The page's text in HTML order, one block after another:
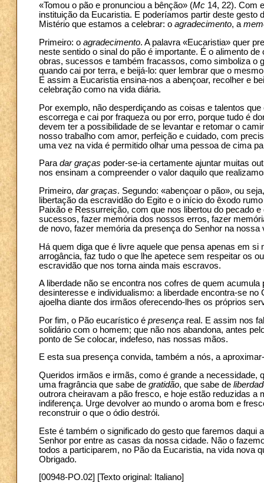
«Tomou o pão e pronunciou a bênção» (Mc 14, 22). Com
instituição da Eucaristia. E poderíamos partir deste
Mistério que estamos a celebrar: o agradecimento, a
Primeiro: o agradecimento. A palavra «Eucaristia» quer
neste sentido o sinal do pão é importante. É o alimento
obras, sucessos e também fracassos, como simboliza o
quando cai por terra, e beijá-lo: quer lembrar que o
E assim a Eucaristia ensina-nos a abençoar, recolher e
celebração como na vida diária.
Por exemplo, não desperdiçando as coisas e talentos
escorrega e cai por fraqueza ou por erro, porque tudo é
devem ter a possibilidade de se levantar e retomar o
nosso trabalho com amor, perfeição e cuidado, com
uma vez na vida é permitido olhar uma pessoa de cima
Para dar graças poder-se-ia certamente ajuntar muitas
nos ensinam a compreender o valor daquilo que
Primeiro, dar graças. Segundo: «abençoar o pão», ou
libertação da escravidão do Egito e o início do êxodo
Paixão e Ressurreição, com que nos libertou do pecado
sucessos, fazer memória dos nossos erros, fazer
de novo, fazer memória da presença do Senhor na nossa
Há quem diga que é livre aquele que pensa apenas em
arrogância, faz tudo o que lhe apetece sem respeitar os
escravidão que nos torna ainda mais escravos.
A liberdade não se encontra nos cofres de quem
desinteresse e individualismo: a liberdade encontra-se
ajoelha diante dos irmãos oferecendo-lhes os próprios
Por fim, o Pão eucarístico é presença real. E assim nos
solidário com o homem; que não nos abandona, antes
ponto de Se colocar, indefeso, nas nossas mãos.
E esta sua presença convida, também a nós, a
Queridos irmãos e irmãs, como é grande a necessidade,
uma fragrância que sabe de gratidão, que sabe de
outrora cheiravam a pão fresco, e hoje estão reduzidas
indiferença. Urge devolver ao mundo o aroma bom e
reconstruir o que o ódio destrói.
Este é também o significado do gesto que faremos
Senhor por entre as casas da nossa cidade. Não o
todos a participarem, no Pão da Eucaristia, na vida nova
Obrigado.
[00948-PO.02] [Texto original: Italiano]